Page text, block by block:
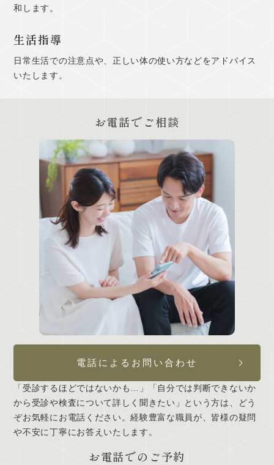
和します。
生活指導
日常生活での注意点や、正しい体の使い方などをアドバイス
いたします。
お電話でご相談
電話によるお問い合わせ
「受診するほどではないかも…」「自分では判断できないか
から受診や検査について詳しく聞きたい」という方は、どう
ぞお気軽にお電話ください。経験豊富な職員が、皆様の疑問
や不安に丁寧にお答えいたします。
お電話でのご予約